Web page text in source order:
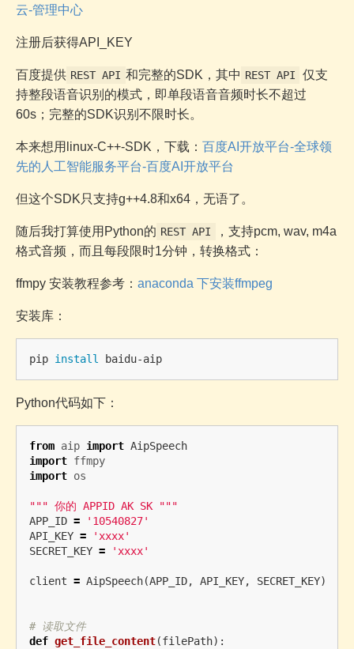
云-管理中心
注册后获得API_KEY
百度提供 REST API 和完整的SDK，其中 REST API
仅支
持整段语音识别的模式，即单段语音音频时长不超过
60s；完整的SDK识别不限时长。
本来想用linux-C++-SDK，下载： 百度AI开放平台-全球领
先的人工智能服务平台-百度AI开放平台
但这个SDK只支持g++4.8和x64，无语了。
随后我打算使用Python的 REST API
，支持pcm, wav, m4a
格式音频，而且每段限时1分钟，转换格式：
ffmpy 安装教程参考： anaconda 下安装ffmpeg
安装库：
pip install
Python代码如下：
from aip import AipSpeech
import ffmpy
import os
""" 你的 APPID AK SK """
APP_ID =
'10540827'
API_KEY =
'xxxx'
SECRET_KEY = 'xxxx'
client = AipSpeech(APP_ID, API_KEY, SECRET_KEY)
def get_file_content(filePath):